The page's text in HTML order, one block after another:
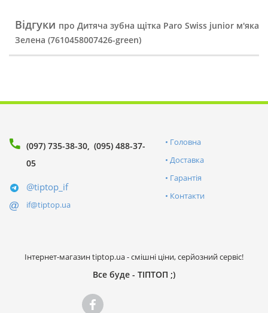
Відгуки про Дитяча зубна щітка Paro Swiss junior м'яка
Зелена (7610458007426-green)
(097) 735-38-30 (095) 488-37-
05
@tiptop_if
if@tiptop.ua
Головна
Доставка
Гарантія
Контакти
Інтернет-магазин tiptop.ua - смішні ціни, серйозний сервіс!
Все буде - ТІПТОП ;)